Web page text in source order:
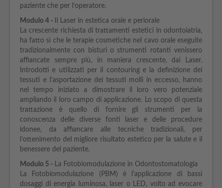
paziente che per l’operatore.
Modulo 4 -
Il Laser in estetica orale e periorale
La crescente richiesta di trattamenti estetici in odontoiatria,
ha fatto sì che le terapie cosmetiche nel cavo orale eseguite
tradizionalmente con bisturi o strumenti rotanti venissero
affiancate sempre più, in maniera crescente, dai Laser.
Introdotti e utilizzati per il contouring e la definizione dei
tessuti e l’asportazione dei tessuti molli in eccesso, hanno
nel tempo iniziato a dimostrare il loro vero potenziale
ampliando il loro campo di applicazione. Lo scopo di questa
trattazione è quello di fornire gli strumenti per la
conoscenza delle diverse fonti laser e delle procedure
idonee, da affiancare alle tecniche tradizionali, per
l’ottenimento del migliore risultato estetico per la salute e il
benessere del paziente.
Modulo 5 - La Fotobiomodulazione in Odontostomatologia
La Fotobiomodulazione (PBM) è l'applicazione di bassi
dosaggi di energia luminosa, laser o LED, volto ad evocare